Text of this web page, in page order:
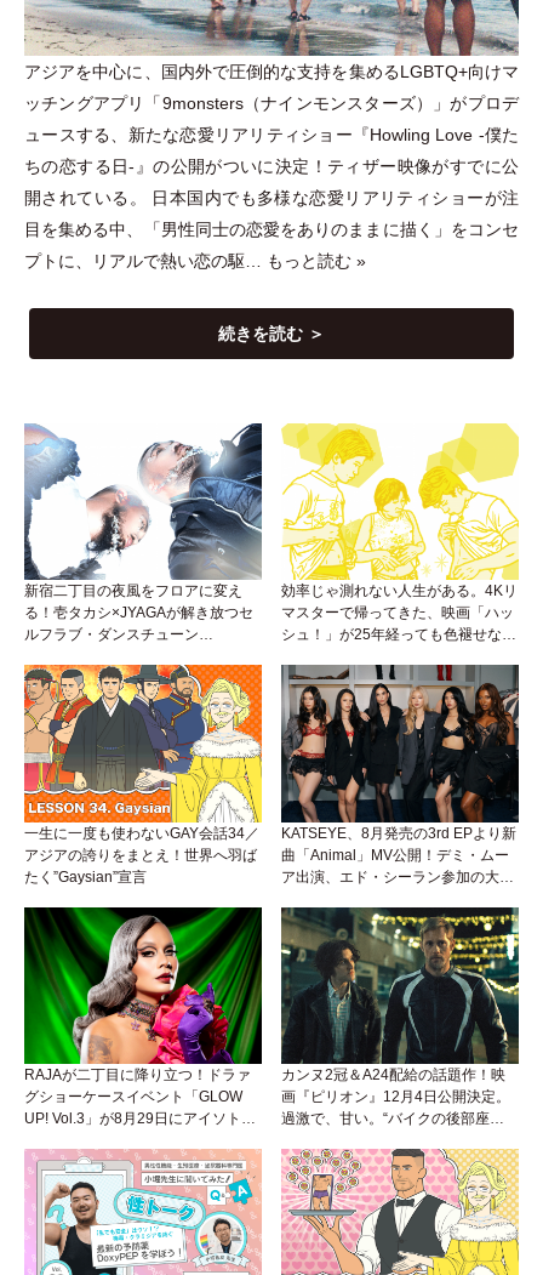
アジアを中心に、国内外で圧倒的な支持を集めるLGBTQ+向けマ
ッチングアプリ
「9monsters（ナインモンスターズ） 」がプロデ
ュースする、新たな恋愛リアリティショー『Howling Love -僕た
ちの恋する日-』の公開がついに決定！ティザー映像がすでに公
開されている。 日本国内でも多様な恋愛リアリティショーが注
目を集める中、
「男性同士の恋愛をありのままに描く 」 をコンセ
プトに、リアルで熱い恋の駆… もっと読む »
続きを読む ＞
新宿二丁目の夜風をフロアに変え
る！壱タカシ×JYAGAが解き放つセ
ルフラブ・ダンスチューン
効率じゃ測れない人生がある。4Kリ
マスターで帰ってきた、映画「ハッ
シュ！」が25年経っても色褪せない
一生に一度も使わないGAY会話34／
アジアの誇りをまとえ！世界へ羽ば
たく”Gaysian”宣言
KATSEYE、8月発売の3rd EPより新
曲「Animal」MV公開！デミ・ムー
ア出演、エド・シーラン参加の大胆
RAJAが二丁目に降り立つ！ドラァ
グショーケースイベント「GLOW
UP! Vol.3」が8月29日にアイソトー
カンヌ2冠＆A24配給の話題作！映
画『ピリオン』12月4日公開決定。
過激で、甘い。“バイクの後部座